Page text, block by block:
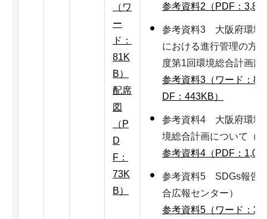
（ワ
ー
ド：
81K
B）
配席
図
（P
D
F：
73K
B）
参考資料2（PDF：
参考資料3 大阪府環境
における進行管理の方
度第1回環境総合計画部
参考資料3（ワード：
DF：443KB）
参考資料4 大阪府環境
境総合計画について（
参考資料4（PDF：
参考資料5 SDGs報告
合広報センター）
参考資料5（ワード：